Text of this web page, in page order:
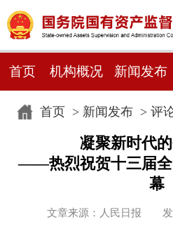
首页 机构概况 新闻发布
首页> 新闻发布> 评
凝聚新时代
——热烈祝贺十三届全
幕
文章来源：人民日报 发